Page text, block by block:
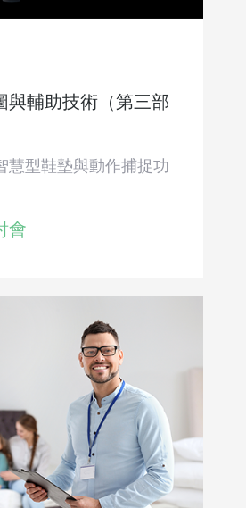
與輔助技術（第三部
慧型鞋墊與動作捕捉功
會